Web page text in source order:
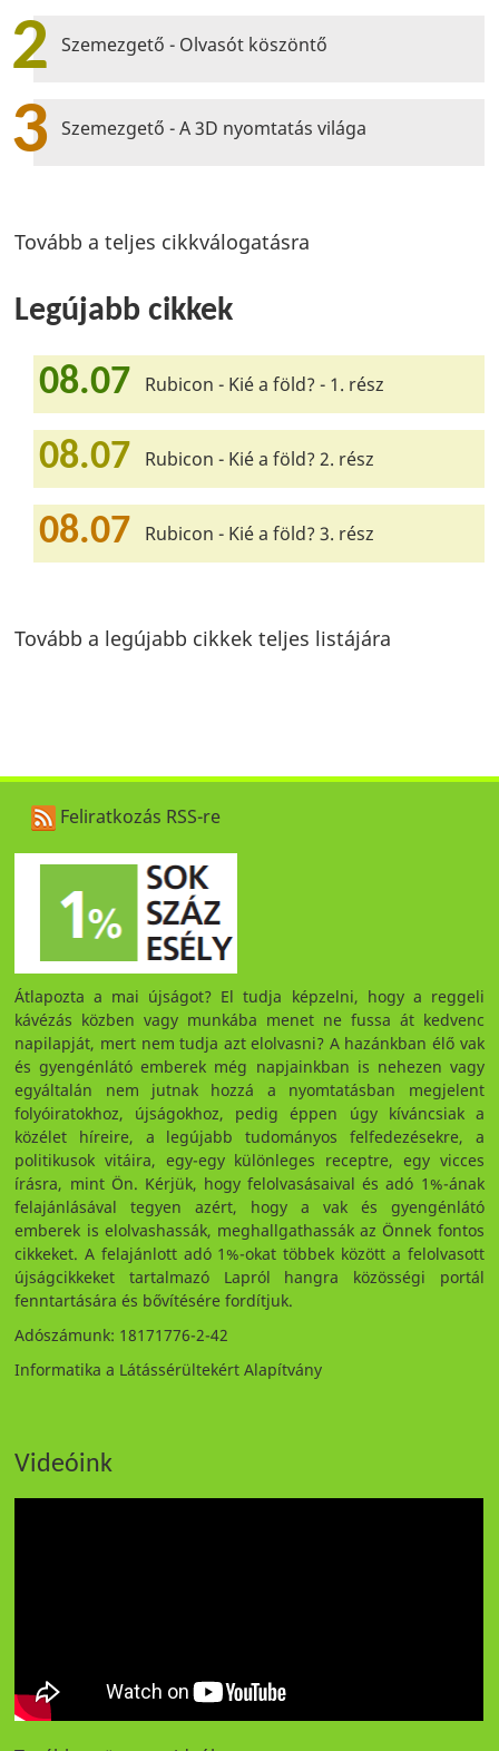
2
Szemezgető - Olvasót köszöntő
3 Szemezgető - A 3D nyomtatás világa
Tovább a teljes cikkválogatásra
Legújabb cikkek
08.07 Rubicon - Kié a föld? - 1. rész
08.07 Rubicon - Kié a föld? 2. rész
08.07 Rubicon - Kié a föld? 3. rész
Tovább a legújabb cikkek teljes listájára
Feliratkozás RSS-re
Átlapozta a mai újságot? El tudja képzelni, hogy a reggeli
kávézás közben vagy munkába menet ne fussa át kedvenc
napilapját, mert nem tudja azt elolvasni? A hazánkban élő vak
és gyengénlátó emberek még napjainkban is nehezen vagy
egyáltalán nem jutnak hozzá a nyomtatásban megjelent
folyóiratokhoz, újságokhoz, pedig éppen úgy kíváncsiak a
közélet híreire, a legújabb tudományos felfedezésekre, a
politikusok vitáira, egy-egy különleges receptre, egy vicces
írásra, mint Ön. Kérjük, hogy felolvasásaival és adó 1%-ának
felajánlásával tegyen azért, hogy a vak és gyengénlátó
emberek is elolvashassák, meghallgathassák az Önnek fontos
cikkeket. A felajánlott adó 1%-okat többek között a felolvasott
újságcikkeket tartalmazó Lapról hangra közösségi portál
fenntartására és bővítésére fordítjuk.
Adószámunk: 18171776-2-42
Informatika a Látássérültekért Alapítvány
Videóink